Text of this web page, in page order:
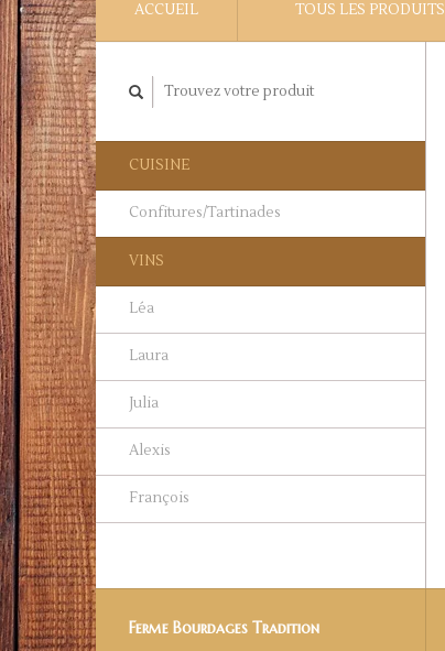
ACCUEIL TOUS LES PRODUITS
CUISINE
Confitures/Tartinades
VINS
Léa
Laura
Julia
Alexis
François
Ferme Bourdages Tradition